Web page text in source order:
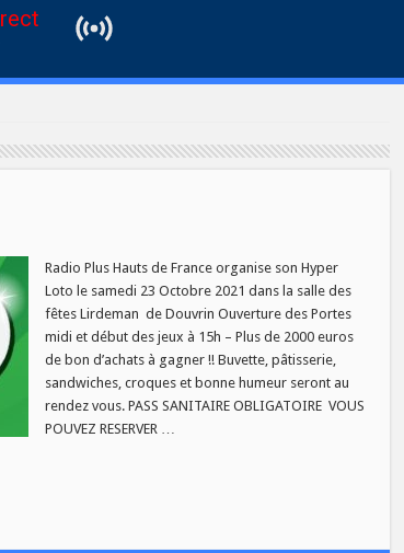
Radio Plus Hauts de France organise son Hyper
Loto le samedi 23 Octobre 2021 dans la salle des
fêtes Lirdeman de Douvrin Ouverture des Portes
midi et début des jeux à 15h – Plus de 2000 euros
de bon d’achats à gagner !! Buvette, pâtisserie,
sandwiches, croques et bonne humeur seront au
rendez vous. PASS SANITAIRE OBLIGATOIRE VOUS
POUVEZ RESERVER …